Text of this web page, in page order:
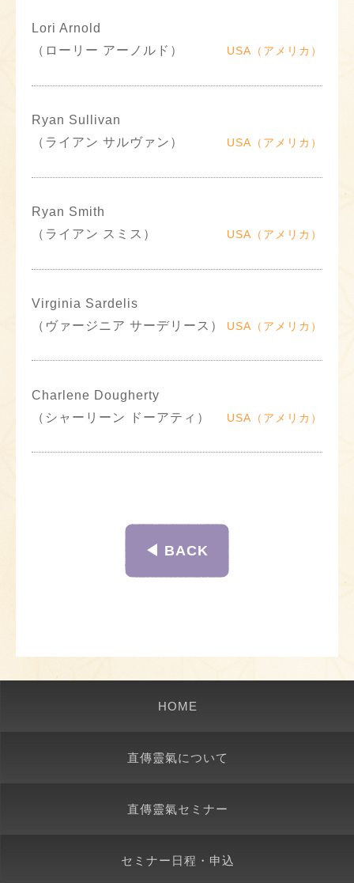
Lori Arnold
（ローリー アーノルド）
USA（アメリカ）
Ryan Sullivan
（ライアン サルヴァン）
USA（アメリカ）
Ryan Smith
（ライアン スミス）
USA（アメリカ）
Virginia Sardelis
（ヴァージニア サーデリース）
USA（アメリカ）
Charlene Dougherty
（シャーリーン ドーアティ）
USA（アメリカ）
◀︎ BACK
HOME
直傳靈氣について
直傳靈氣セミナー
セミナー日程・申込